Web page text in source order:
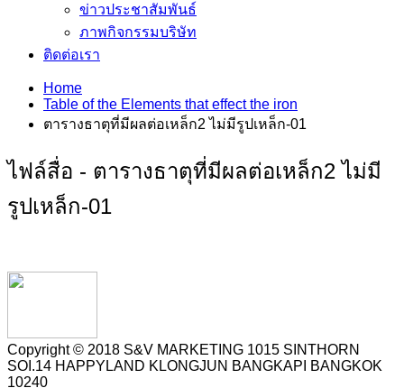
ข่าวประชาสัมพันธ์
ภาพกิจกรรมบริษัท
ติดต่อเรา
Home
Table of the Elements that effect the iron
ตารางธาตุที่มีผลต่อเหล็ก2 ไม่มีรูปเหล็ก-01
ไฟล์สื่อ - ตารางธาตุที่มีผลต่อเหล็ก2 ไม่มี
รูปเหล็ก-01
Copyright © 2018 S&V MARKETING 1015 SINTHORN
SOI.14 HAPPYLAND KLONGJUN BANGKAPI BANGKOK
10240